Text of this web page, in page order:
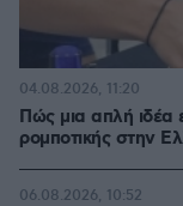
Πώς μια απλή ιδέα
ρομποτικής στην
04.08.2026, 11:20
06.08.2026, 10:52